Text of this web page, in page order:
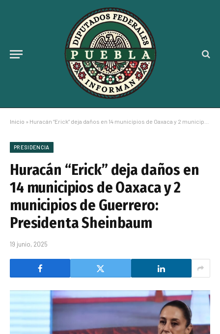
Inicio » Huracán “Erick” deja daños en 14 municipios de Oaxaca y 2 municipios de Guerrero: Presidenta Sheinbaum
PRESIDENCIA
Huracán “Erick” deja daños en
14 municipios de Oaxaca y 2
municipios de Guerrero:
Presidenta Sheinbaum
19 junio, 2025